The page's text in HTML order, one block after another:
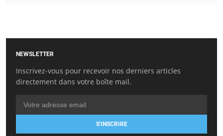
NEWSLETTER
Inscrivez-vous pour recevoir nos derniers articles
directement dans votre boîte mail.
S'INSCRIRE